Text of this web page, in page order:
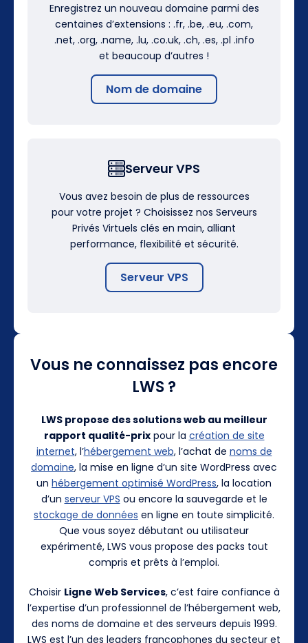
Enregistrez un nouveau domaine parmi des
centaines d’extensions : .fr, .be, .eu, .com,
.net, .org, .name, .lu, .co.uk, .ch, .es, .pl .info
et beaucoup d’autres !
Nom de domaine
Serveur VPS
Vous avez besoin de plus de ressources
pour votre projet ? Choisissez nos Serveurs
Privés Virtuels clés en main, alliant
performance, flexibilité et sécurité.
Serveur VPS
Vous ne connaissez pas encore
LWS ?
LWS propose des solutions web au meilleur
rapport qualité-prixpour la création de site
internet, l’hébergement web, l’achat de noms de
domaine, la mise en ligne d’un site WordPress avec
un hébergement optimisé WordPress, la location
d’un serveur VPS ou encore la sauvegarde et le
stockage de données en ligne en toute simplicité.
Que vous soyez débutant ou utilisateur
expérimenté, LWS vous propose des packs tout
compris et prêts à l’emploi.
Choisir Ligne Web Services, c’est faire confiance à
l’expertise d’un professionnel de l’hébergement web,
des noms de domaine et des serveurs depuis 1999.
LWS est l’un des leaders francophones du secteur et